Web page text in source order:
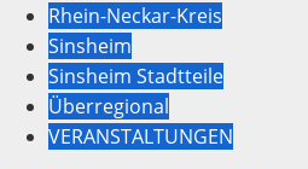
Rhein-Neckar-Kreis
Sinsheim
Sinsheim Stadtteile
Überregional
VERANSTALTUNGEN